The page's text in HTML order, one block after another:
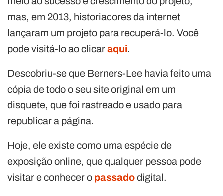
mas, em 2013, historiadores da internet
lançaram um projeto para recuperá-lo. Você
pode visitá-lo ao clicaraqui.
Descobriu-se que Berners-Lee havia feito uma
cópia de todo o seu site original em um
disquete, que foi rastreado e usado para
republicar a página.
Hoje, ele existe como uma espécie de
exposição online, que qualquer pessoa pode
visitar e conhecer o passadodigital.